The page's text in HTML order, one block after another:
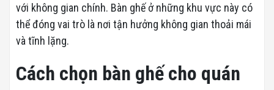
với không gian chính. Bàn ghế ở những khu vực này có
thể đóng vai trò là nơi tận hưởng không gian thoải mái
và tĩnh lặng.
Cách chọn bàn ghế cho quán